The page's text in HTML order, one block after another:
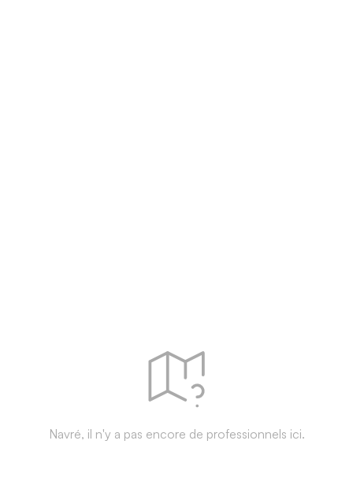
Navré, il n'y a pas encore de professionnels ici.